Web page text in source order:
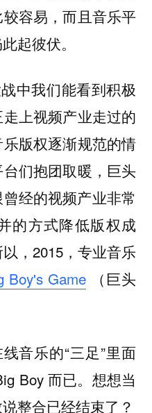
容易，而且音乐平
起彼伏。
中我们能看到积极
上视频产业走过的
版权逐渐规范的情
们抱团取暖，巨头
经的视频产业非常
的方式降低版权成
，2015，专业音乐
Boy's Game （巨头
音乐的“三足”里面
Boy 而已。想想当
整合已经结束了？